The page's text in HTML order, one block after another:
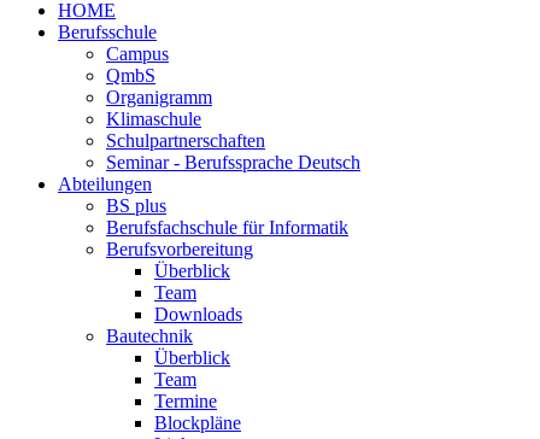
HOME
Berufsschule
Campus
QmbS
Organigramm
Klimaschule
Schulpartnerschaften
Seminar - Berufssprache Deutsch
Abteilungen
BS plus
Berufsfachschule für Informatik
Berufsvorbereitung
Überblick
Team
Downloads
Bautechnik
Überblick
Team
Termine
Blockpläne